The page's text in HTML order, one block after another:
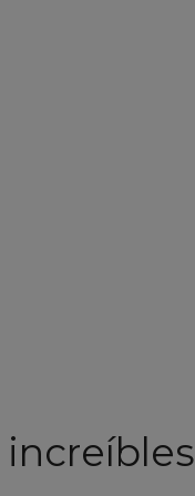
increíbles